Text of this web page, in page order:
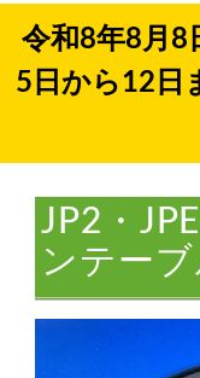
令和8年8月8
5日から12日
JP2・
ンテーブ